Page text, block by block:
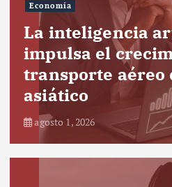
Economía
La inteligencia
impulsa el
transporte aéreo
asiático
agosto 1, 2026